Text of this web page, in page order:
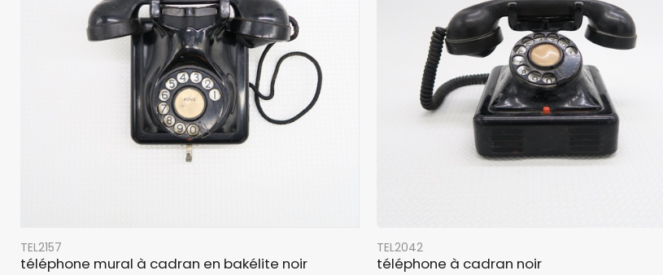
TEL2157
téléphone mural à cadran en bakélite noir
TEL2042
téléphone à cadran noir